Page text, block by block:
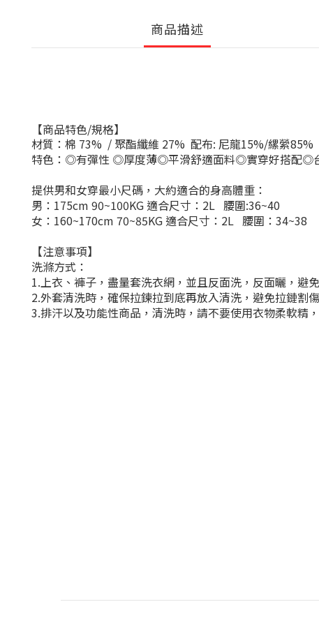
商品描述
【商品特色/規格】
材質：棉 73% / 聚酯纖維 27% 配布: 尼龍15%/縲縈85%
特色：◎有彈性 ◎厚度薄◎平滑舒適面料◎實穿好搭配◎
提供男和女穿最小尺碼，大約適合的身高體重：
男： 175cm 90~100KG 適合尺寸： 2L 腰圍:36~40
女： 160~170cm 70~85KG 適合尺寸： 2L 腰圍： 34~38
【注意事項】
洗滌方式：
1.上衣、褲子，盡量套洗衣網，並且反面洗，反面曬，避
2.外套清洗時，確保拉鍊拉到底再放入清洗，避免拉鏈割
3.排汗以及功能性商品，清洗時，請不要使用衣物柔軟精